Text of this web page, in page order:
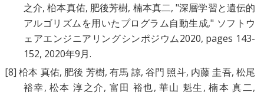
之介,柗本真佑, 肥後芳樹, 楠本真二, "深層学習と遺伝的
アルゴリズムを用いたプログラム自動生成," ソフトウ
ェアエンジニアリングシンポジウム2020, pages 143-
152, 2020年9月.
[8] 柗本 真佑, 肥後 芳樹,有馬 諒, 谷門 照斗, 内藤 圭吾, 松尾
裕幸,松本 淳之介, 富田 裕也, 華山 魁生,楠本 真二,